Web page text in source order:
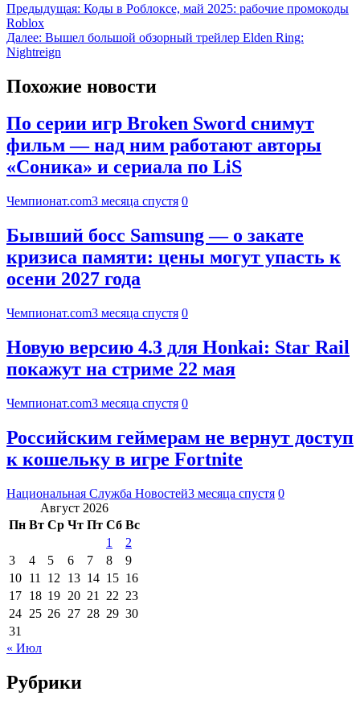
Предыдущая: Коды в Роблоксе, май 2025: рабочие промокоды
Roblox
Далее: Вышел большой обзорный трейлер Elden Ring:
Nightreign
Похожие новости
По серии игр Broken Sword снимут
фильм — над ним работают авторы
«Соника» и сериала по LiS
Чемпионат.com3 месяца спустя 0
Бывший босс Samsung — о закате
кризиса памяти: цены могут упасть к
осени 2027 года
Чемпионат.com3 месяца спустя 0
Новую версию 4.3 для Honkai: Star Rail
покажут на стриме 22 мая
Чемпионат.com3 месяца спустя 0
Российским геймерам не вернут доступ
к кошельку в игре Fortnite
Национальная Служба Новостей3 месяца спустя 0
Август 2026
Пн Вт Ср Чт Пт Сб Вс
1
2
3
4 5 6 7 8
9
10 11 12 13 14 15 16
17 18 19 20 21 22 23
24 25 26 27 28 29 30
31
« Июл
Рубрики